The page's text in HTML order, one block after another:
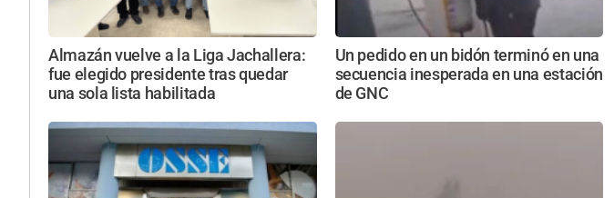
Almazán vuelve a la Liga Jachallera:
fue elegido presidente tras quedar
una sola lista habilitada
Un pedido en un bidón terminó en una
secuencia inesperada en una estación
de GNC